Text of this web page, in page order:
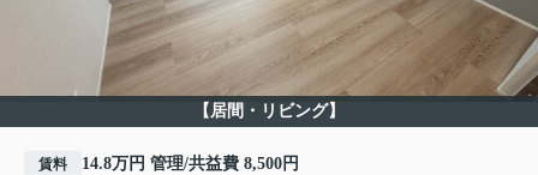
【居間・リビング】
賃料 14.8万円 管理/共益費 8,500円